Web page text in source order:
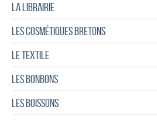
LA LIBRAIRIE
LES COSMÉTIQUES BRETONS
LE TEXTILE
LES BONBONS
LES BOISSONS